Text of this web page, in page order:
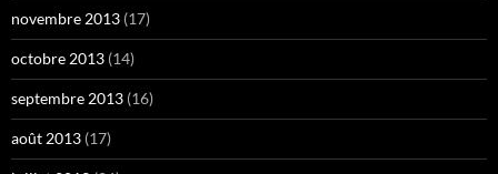
novembre 2013 (17)
octobre 2013 (14)
septembre 2013 (16)
août 2013 (17)